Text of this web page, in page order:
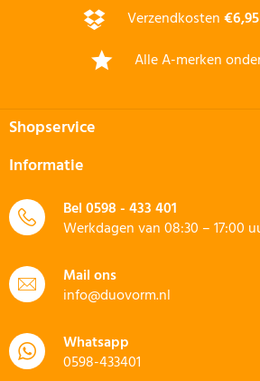
Verzendkosten€6,95
Alle A-merken
Shopservice
Informatie
Bel0598 - 433 401
Werkdagen van 08:30 – 17:00
Mail ons
info@duovorm.nl
Whatsapp
0598-433401